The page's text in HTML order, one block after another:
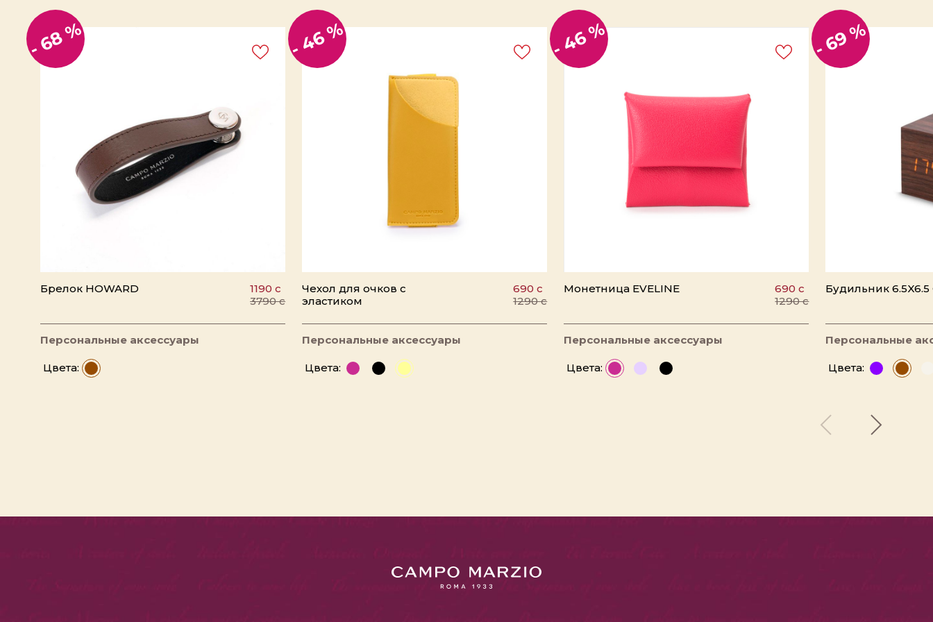
- 68 %
Брелок HOWARD
1190 c
3790 c
Персональные аксессуары
Цвета:
- 46 %
Чехол для очков с
эластиком
690 c
1290 c
Персональные аксессуары
Цвета:
- 46 %
Монетница EVELINE
690 c
1290 c
Персональные аксессуары
Цвета:
- 69 %
Будильник 6.5X6.5
Персональные
Цвета: